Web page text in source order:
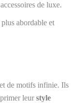
de luxe.
abordable et
de motifs infinie. Ils
leur style